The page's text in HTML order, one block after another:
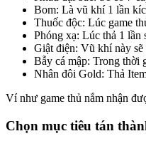
Bom: Là vũ khí 1 lần
Thuốc độc: Lúc game
Phóng xạ: Lúc thả 1 lần
Giật điện: Vũ khí này sẽ
Bẫy cá mập: Trong thời
Nhân đôi Gold: Thả
Ví như game thủ nắm nhận
Chọn mục tiêu tán